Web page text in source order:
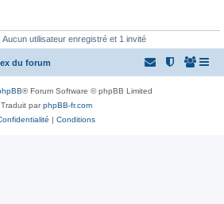
utilisateur enregistré et 1 invité
du forum
® Forum Software © phpBB Limited
Traduit parphpBB-fr.com
| Conditions